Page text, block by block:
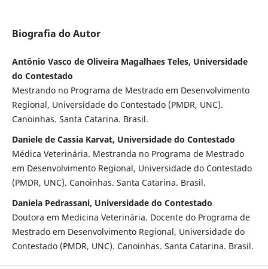
Biografia do Autor
Antônio Vasco de Oliveira Magalhaes Teles, Universidade
do Contestado
Mestrando no Programa de Mestrado em Desenvolvimento
Regional, Universidade do Contestado (PMDR, UNC).
Canoinhas. Santa Catarina. Brasil.
Daniele de Cassia Karvat, Universidade do Contestado
Médica Veterinária. Mestranda no Programa de Mestrado
em Desenvolvimento Regional, Universidade do Contestado
(PMDR, UNC). Canoinhas. Santa Catarina. Brasil.
Daniela Pedrassani, Universidade do Contestado
Doutora em Medicina Veterinária. Docente do Programa de
Mestrado em Desenvolvimento Regional, Universidade do
Contestado (PMDR, UNC). Canoinhas. Santa Catarina. Brasil.